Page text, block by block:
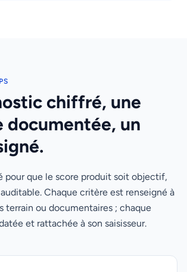
chiffré, une
documentée, un
pour que le score produit soit objectif,
Chaque critère est renseigné à
terrain ou documentaires ; chaque
et rattachée à son saisisseur.